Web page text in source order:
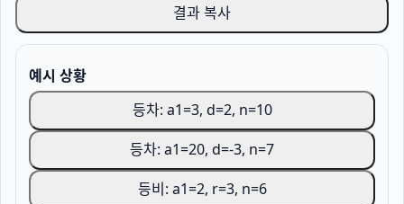
결과 복사
예시 상황
등차: a1=3, d=2, n=10
등차: a1=20, d=-3, n=7
등비: a1=2, r=3, n=6